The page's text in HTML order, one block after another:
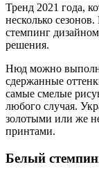
Тренд 2021 года,
несколько
стемпинг
решения.
Нюд можно
сдержанные
самые смелые
любого случая.
золотыми или же
принтами.
Белый